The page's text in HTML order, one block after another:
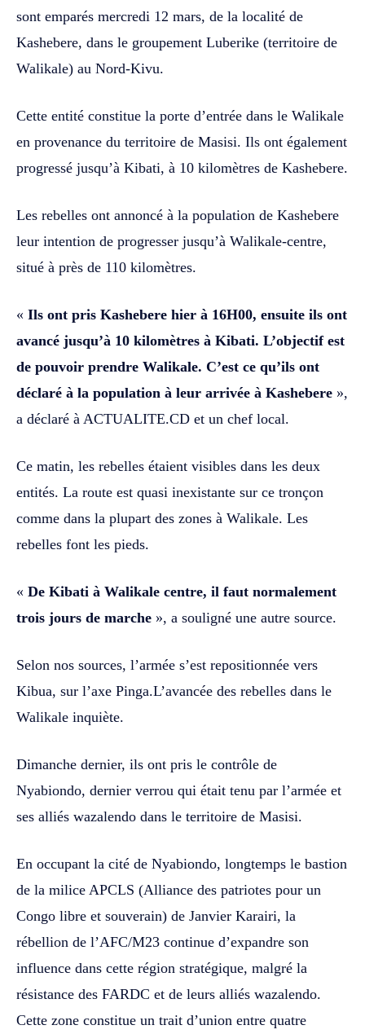
sont emparés mercredi 12 mars, de la localité de
Kashebere, dans le groupement Luberike (territoire de
Walikale) au Nord-Kivu.
Cette entité constitue la porte d’entrée dans le Walikale
en provenance du territoire de Masisi. Ils ont également
progressé jusqu’à Kibati, à 10 kilomètres de Kashebere.
Les rebelles ont annoncé à la population de Kashebere
leur intention de progresser jusqu’à Walikale-centre,
situé à près de 110 kilomètres.
« Ils ont pris Kashebere hier à 16H00, ensuite ils ont
avancé jusqu’à 10 kilomètres à Kibati. L’objectif est
de pouvoir prendre Walikale. C’est ce qu’ils ont
déclaré à la population à leur arrivée à Kashebere »,
a déclaré à ACTUALITE.CD et un chef local.
Ce matin, les rebelles étaient visibles dans les deux
entités. La route est quasi inexistante sur ce tronçon
comme dans la plupart des zones à Walikale. Les
rebelles font les pieds.
« De Kibati à Walikale centre, il faut normalement
trois jours de marche », a souligné une autre source.
Selon nos sources, l’armée s’est repositionnée vers
Kibua, sur l’axe Pinga.L’avancée des rebelles dans le
Walikale inquiète.
Dimanche dernier, ils ont pris le contrôle de
Nyabiondo, dernier verrou qui était tenu par l’armée et
ses alliés wazalendo dans le territoire de Masisi.
En occupant la cité de Nyabiondo, longtemps le bastion
de la milice APCLS (Alliance des patriotes pour un
Congo libre et souverain) de Janvier Karairi, la
rébellion de l’AFC/M23 continue d’expandre son
influence dans cette région stratégique, malgré la
résistance des FARDC et de leurs alliés wazalendo.
Cette zone constitue un trait d’union entre quatre